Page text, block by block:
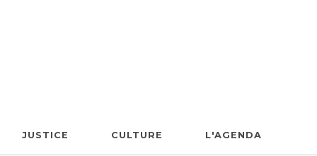
JUSTICE CULTURE L'AGENDA